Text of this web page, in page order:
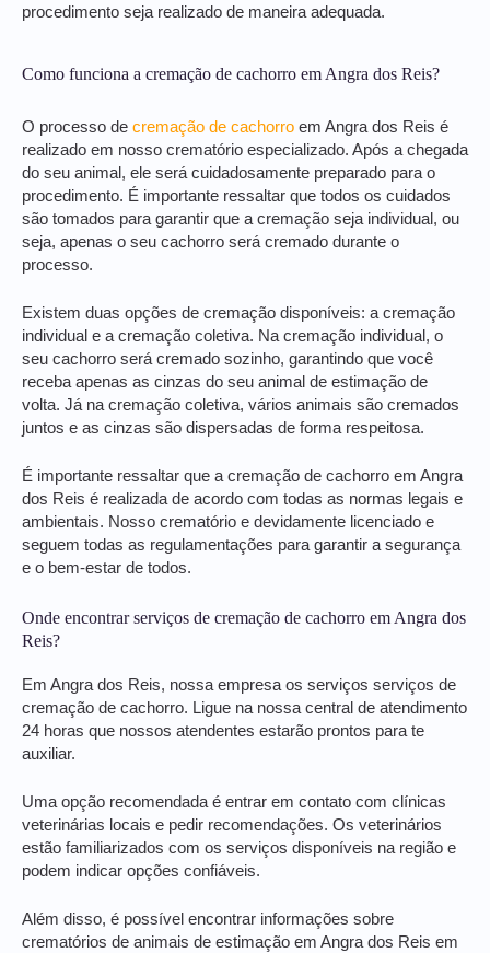
procedimento seja realizado de maneira adequada.
Como funciona a cremação de cachorro em Angra dos Reis?
O processo de cremação de cachorro em Angra dos Reis é
realizado em nosso crematório especializado. Após a chegada
do seu animal, ele será cuidadosamente preparado para o
procedimento. É importante ressaltar que todos os cuidados
são tomados para garantir que a cremação seja individual, ou
seja, apenas o seu cachorro será cremado durante o
processo.
Existem duas opções de cremação disponíveis: a cremação
individual e a cremação coletiva. Na cremação individual, o
seu cachorro será cremado sozinho, garantindo que você
receba apenas as cinzas do seu animal de estimação de
volta. Já na cremação coletiva, vários animais são cremados
juntos e as cinzas são dispersadas de forma respeitosa.
É importante ressaltar que a cremação de cachorro em Angra
dos Reis é realizada de acordo com todas as normas legais e
ambientais. Nosso crematório e devidamente licenciado e
seguem todas as regulamentações para garantir a segurança
e o bem-estar de todos.
Onde encontrar serviços de cremação de cachorro em Angra dos
Reis?
Em Angra dos Reis, nossa empresa os serviços serviços de
cremação de cachorro. Ligue na nossa central de atendimento
24 horas que nossos atendentes estarão prontos para te
auxiliar.
Uma opção recomendada é entrar em contato com clínicas
veterinárias locais e pedir recomendações. Os veterinários
estão familiarizados com os serviços disponíveis na região e
podem indicar opções confiáveis.
Além disso, é possível encontrar informações sobre
crematórios de animais de estimação em Angra dos Reis em